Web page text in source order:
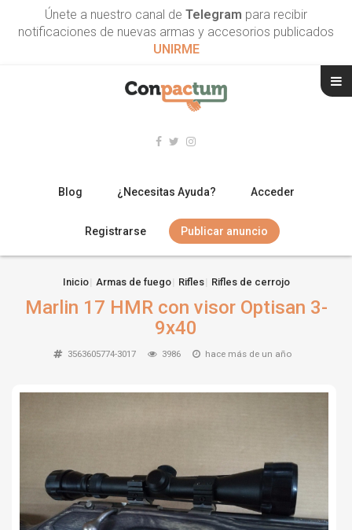
Únete a nuestro canal de Telegram para recibir
notificaciones de nuevas armas y accesorios publicados
UNIRME
Blog ¿Necesitas Ayuda? Acceder
Registrarse Publicar anuncio
ESCOPETAS
ACCESORIOS
Inicio Armas de fuego Rifles Rifles de cerrojo
Marlin 17 HMR con visor Optisan 3-
9x40
3563605774-3017 3986 hace más de un año